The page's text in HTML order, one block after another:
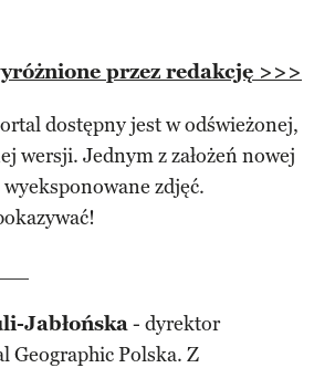
przez redakcję >>>
dostępny jest w odświeżonej,
wersji. Jednym z założeń nowej
wyeksponowane zdjęć.
Jabłońska- dyrektor
Geographic Polska. Z